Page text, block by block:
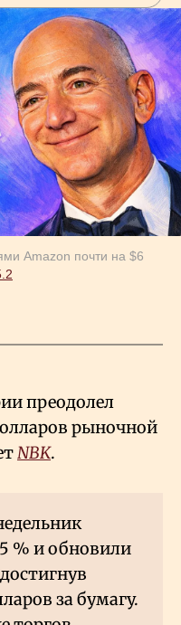
Amazon почти на $6
преодолел
рыночной
NBK.
% и обновили
за бумагу.